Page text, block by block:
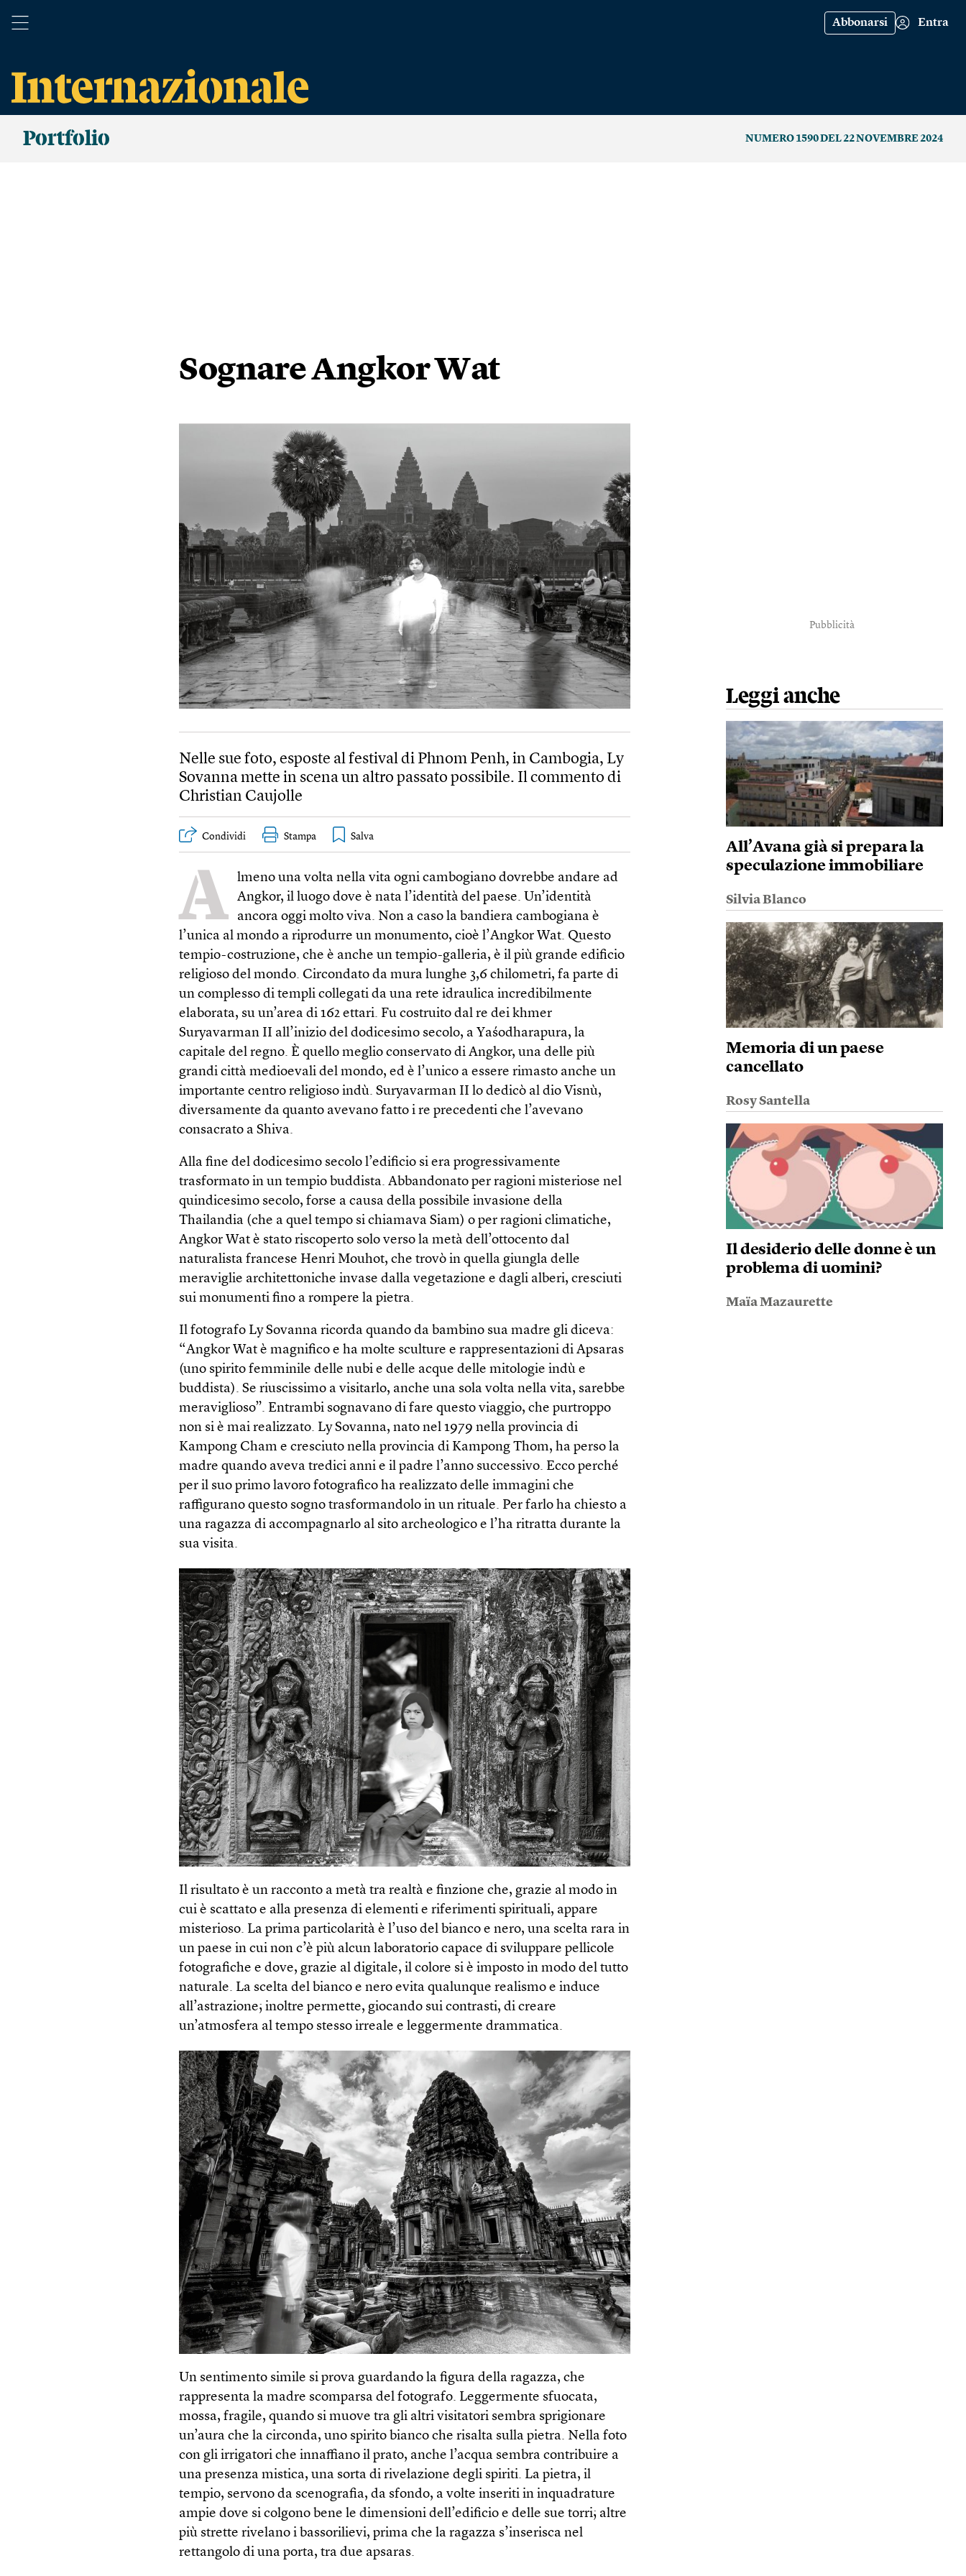
Abbonarsi Entra
Portfolio NUMERO 1590 DEL 22 NOVEMBRE 2024
Sognare Angkor Wat
Nelle sue foto, esposte al festival di Phnom Penh, in Cambogia, Ly
Sovanna mette in scena un altro passato possibile. Il commento di
Christian Caujolle
Condividi Stampa
A
lmeno una volta nella vita ogni cambogiano dovrebbe andare ad
Ang­kor, il luogo dove è nata l’identità del paese. Un’identità
ancora oggi molto viva. Non a caso la bandiera cambogiana è
l’unica al mondo a riprodurre un monumento, cioè l’Angkor Wat. Questo
tempio-costruzione, che è anche un tempio-galleria, è il più grande edificio
religioso del mondo. Circondato da mura lunghe 3,6 chilometri, fa parte di
un complesso di templi collegati da una rete idraulica incredibilmente
elaborata, su un’area di 162 ettari. Fu costruito dal re dei khmer
Suryavarman II all’inizio del dodicesimo secolo, a Yaśodharapura, la
capitale del regno. È quello meglio conservato di Angkor, una delle più
grandi città medioevali del mondo, ed è l’unico a essere rimasto anche un
importante centro religioso indù. Suryavarman II lo dedicò al dio Visnù,
diversamente da quanto avevano fatto i re precedenti che l’avevano
consacrato a Shiva.
Alla fine del dodicesimo secolo l’edificio si era progressivamente
trasformato in un tempio buddista. Abbandonato per ragioni misteriose nel
quindicesimo secolo, forse a causa della possibile invasione della
Thailandia (che a quel tempo si chiamava Siam) o per ragioni climatiche,
Angkor Wat è stato riscoperto solo verso la metà dell’ottocento dal
naturalista francese Henri Mouhot, che trovò in quella giungla delle
meraviglie architettoniche invase dalla vegetazione e dagli alberi, cresciuti
sui monumenti fino a rompere la pietra.
Il fotografo Ly Sovanna ricorda quando da bambino sua madre gli diceva:
­“Angkor Wat è magnifico e ha molte sculture e rappresentazioni di Apsaras
(uno spirito femminile delle nubi e delle acque delle mitologie indù e
buddista). Se riuscissimo a visitarlo, anche una sola volta nella vita, sarebbe
meraviglioso”. Entrambi sognavano di fare questo viaggio, che purtroppo
non si è mai realizzato. Ly Sovanna, nato nel 1979 nella provincia di
Kampong Cham e cresciuto nella provincia di Kampong Thom, ha perso la
madre quando aveva tredici anni e il padre l’anno successivo. Ecco perché
per il suo primo lavoro fotografico ha realizzato delle immagini che
raffigurano questo sogno trasformandolo in un rituale. Per farlo ha chiesto a
una ragazza di accompagnarlo al sito archeologico e l’ha ritratta durante la
sua visita.
Il risultato è un racconto a metà tra ­realtà e finzione che, grazie al modo in
cui è scattato e alla presenza di elementi e riferimenti spirituali, appare
misterioso. La prima particolarità è l’uso del bianco e nero, una scelta rara in
un paese in cui non c’è più alcun laboratorio capace di sviluppare pellicole
fotografiche e dove, grazie al digitale, il colore si è imposto in modo del tutto
naturale. La scelta del bianco e nero evita qualunque realismo e induce
all’astrazione; inoltre permette, giocando sui contrasti, di creare
un’atmosfera al tempo stesso irreale e leggermente drammatica.
Un sentimento simile si prova guardando la figura della ragazza, che
rappresenta la madre scomparsa del fotografo. Leggermente sfuocata,
mossa, fragile, quando si muove tra gli altri visitatori sembra sprigionare
un’aura che la circonda, uno spirito bianco che risalta sulla pietra. Nella foto
con gli irrigatori che innaffiano il prato, anche l’acqua sembra contribuire a
una presenza mistica, una sorta di rivelazione degli spiriti. La pietra, il
tempio, servono da scenografia, da sfondo, a volte inseriti in inquadrature
ampie dove si colgono bene le dimensioni dell’edificio e delle sue torri; altre
più strette rivelano i bassorilievi, prima che la ragazza s’inserisca nel
rettangolo di una porta, tra due apsaras.
Pubblicità
Leggi anche
All’Avana già si prepara la
speculazione immobiliare
Silvia Blanco
Memoria di un paese
cancellato
Rosy Santella
Il desiderio delle donne è un
problema di uomini?
Maïa Mazaurette